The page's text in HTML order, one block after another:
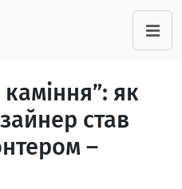
як
став
–